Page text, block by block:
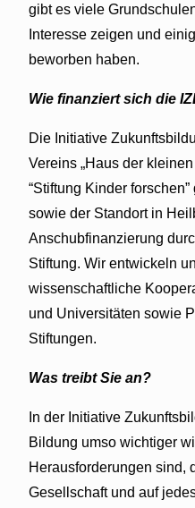
gibt es viele
Interesse zeigen und
beworben haben.
Wie finanziert sich die
Die Initiative
Vereins „Haus der
“Stiftung Kinder
sowie der Standort in
Anschubfinanzierung
Stiftung. Wir entwickeln
wissenschaftliche
und Universitäten sowie
Stiftungen.
Was treibt Sie an?
In der Initiative
Bildung umso wichtiger
Herausforderungen sind,
Gesellschaft und auf